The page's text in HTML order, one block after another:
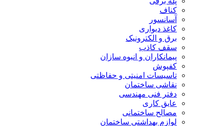
کناف
آسانسور
کاغذ دیواری
برق و الکترونیک
سقف کاذب
پیمانکاران و انبوه سازان
کفپوش
تاسیسات امنیتی و حفاظتی
نقاشی ساختمان
دفتر فنی مهندسی
عایق کاری
مصالح ساختمانی
لوازم بهداشتی ساختمان